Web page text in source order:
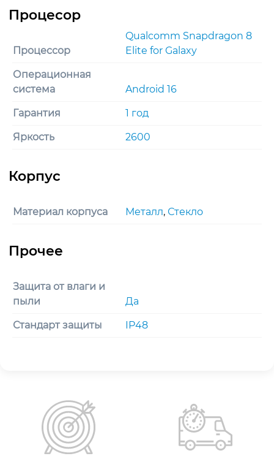
Процессор
Qualcomm Snapdragon 8
Elite for Galaxy
Операционная
система
Android 16
Гарантия 1 год
Яркость 2600
Материал корпуса Металл, Стекло
Защита от влаги и
пыли
Да
Стандарт защиты IP48